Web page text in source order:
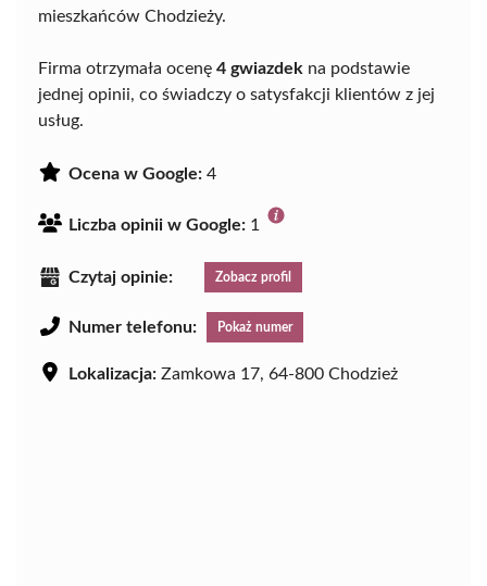
mieszkańców Chodzieży.
Firma otrzymała ocenę 4 gwiazdek na podstawie
jednej opinii, co świadczy o satysfakcji klientów z jej
usług.
Ocena w Google: 4
Liczba opinii w Google: 1
Czytaj opinie: Zobacz profil
Numer telefonu: Pokaż numer
Lokalizacja: Zamkowa 17, 64-800 Chodzież